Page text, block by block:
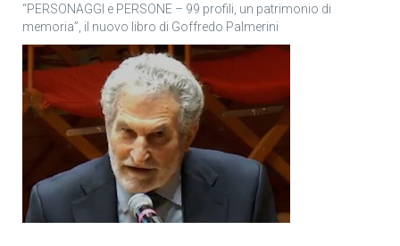
“PERSONAGGI e PERSONE – 99 profili, un patrimonio di
memoria”, il nuovo libro di Goffredo Palmerini